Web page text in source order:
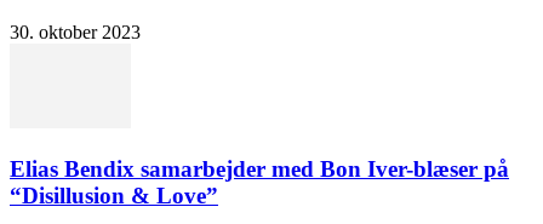
30. oktober 2023
Elias Bendix samarbejder med Bon Iver-blæser på
“Disillusion & Love”